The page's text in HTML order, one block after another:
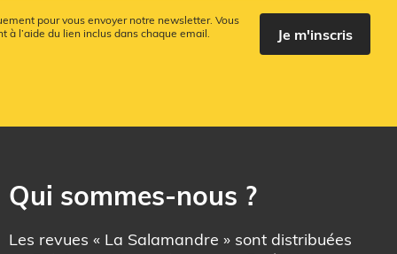
pour vous envoyer notre newsletter. Vous
l’aide du lien inclus dans chaque email.
Je m'inscris
Qui sommes-nous ?
Les revues « La Salamandre » sont distribuées